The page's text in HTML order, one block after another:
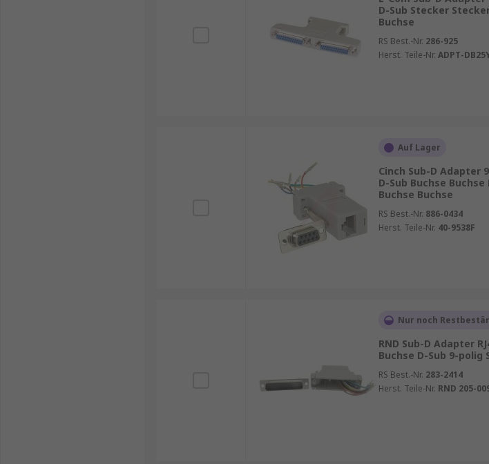
D-Sub Stecker
Buchse
RS Best.-Nr. 286-925
Herst. Teile-Nr. ADPT-
Auf Lager
Cinch Sub-D Adapter
D-Sub Buchse Buchse
Buchse Buchse
RS Best.-Nr. 886-0434
Herst. Teile-Nr. 40-9538F
Nur noch
RND Sub-D Adapter
Buchse D-Sub 9-polig
RS Best.-Nr. 283-2414
Herst. Teile-Nr. RND 205-